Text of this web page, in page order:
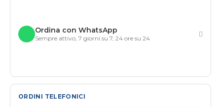
Ordina con WhatsApp
Sempre attivo, 7 giorni su 7, 24 ore su 24
ORDINI TELEFONICI